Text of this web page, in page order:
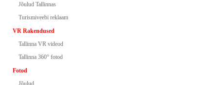
Jõulud Tallinnas
Turismiveebi reklaam
VR Rakendused
Tallinna VR videod
Tallinna 360° fotod
Fotod